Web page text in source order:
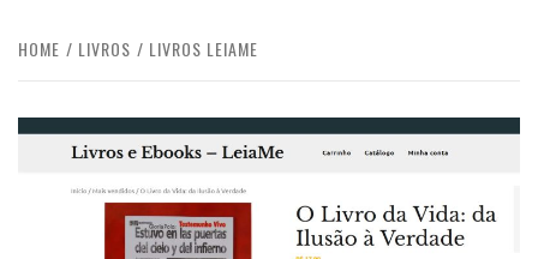
HOME LIVROS LIVROS LEIAME